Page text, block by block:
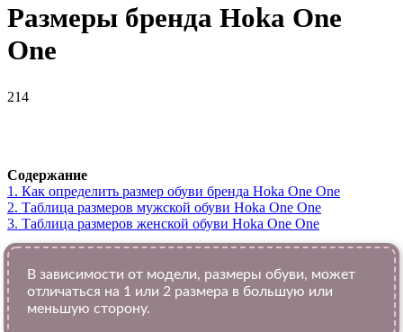
Размеры бренда Hoka One
One
214
Содержание
1. Как определить размер обуви брендa Hoka One One
2. Таблица размеров мужской обуви Hoka One One
3. Таблица размеров женской обуви Hoka One One
В зависимости от модели, размеры обуви, может
отличаться на 1 или 2 размера в большую или
меньшую сторону.